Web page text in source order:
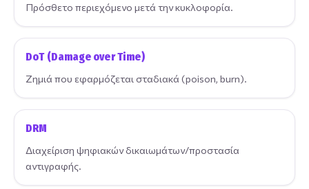
Πρόσθετο περιεχόμενο μετά την κυκλοφορία.
DoT (Damage over Time)
Ζημιά που εφαρμόζεται σταδιακά (poison, burn).
DRM
Διαχείριση ψηφιακών δικαιωμάτων/προστασία
αντιγραφής.